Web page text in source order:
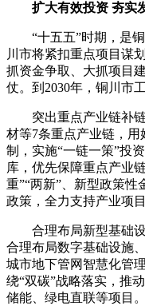
扩大有效投资 夯实
“十五五”时期，是
川市将紧扣重点项目谋
抓资金争取、大抓项目
仗。到2030年，铜川市
突出重点产业链补
材等7条重点产业链，用
制，实施“一链一策”投
库，优先保障重点产业
重”“两新”、新型政策
政策，全力支持产业项目
合理布局新型基础
合理布局数字基础设施
城市地下管网智慧化管
绕“双碳”战略落实，推
储能、绿电直联等项目